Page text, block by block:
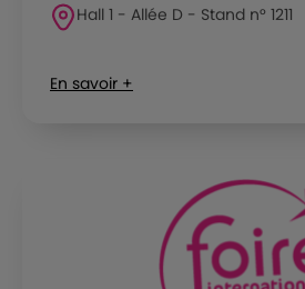
Hall 1 - Allée D - Stand n° 1211
En savoir +